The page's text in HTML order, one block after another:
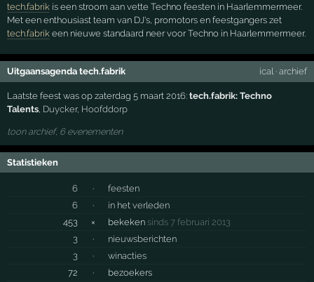
tech.fabrik is een stroom aan vette Techno feesten in Haarlemmermeer.
Met een enthousiast team van DJ's, promotors en feestgangers zet
tech.fabrik een nieuwe standaard neer voor Techno in Haarlemmermeer.
Uitgaansagenda tech.fabrik ical· archief
Laatste feest was op zaterdag 5 maart 2016:tech.fabrik: Techno
Talents Duycker, Hoofddorp
toon archief, 6 evenementen
Statistieken
6 ·
feesten
6
·
in het verleden
453
× bekeken sinds 7 februari 2013
3
·
nieuwsberichten
3
·
winacties
72
·
bezoekers